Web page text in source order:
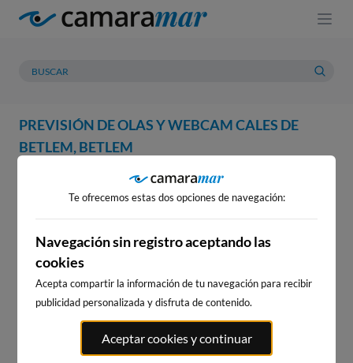
PREVISIÓN DE OLAS Y WEBCAM CALES DE
BETLEM, BETLEM
PREVISIÓN METEOROLOGÍA
WEBCAM CALES DE BETLEM,
BETLEM
WEBCAMS CERCANAS
Te ofrecemos estas dos opciones de navegación:
Navegación sin registro aceptando las
cookies
Acepta compartir la información de tu navegación para recibir
publicidad personalizada y disfruta de contenido.
Aceptar cookies y continuar